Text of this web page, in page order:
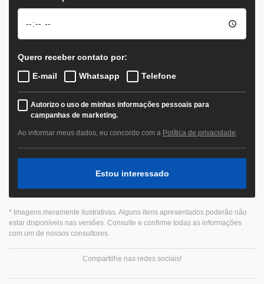
Quero receber contato por:
E-mail
Whatsapp Telefone
Autorizo o uso de minhas informações pessoais para
campanhas de marketing.
Ao informar meus dados, eu concordo com a Política de privacidade.
Estou interessado
* Imagens meramente ilustrativas. Alguns itens apresentados poderão não
estar disponíveis nas versões. Consulte e confirme todas as informações
com um de nossos consultores.
Compartilhe nas redes sociais!